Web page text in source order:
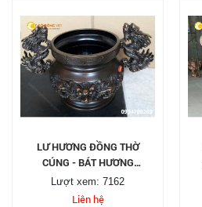
LƯ HƯƠNG ĐỒNG THỜ
CÚNG - BÁT HƯƠNG
SONG LONG
Lượt xem: 7162
Liên hệ